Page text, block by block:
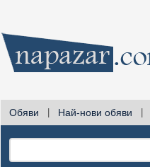
Обяви Най-нови обяви